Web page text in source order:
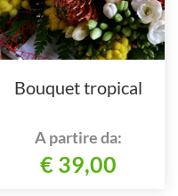
Bouquet tropical
A partire da:
€ 39,00